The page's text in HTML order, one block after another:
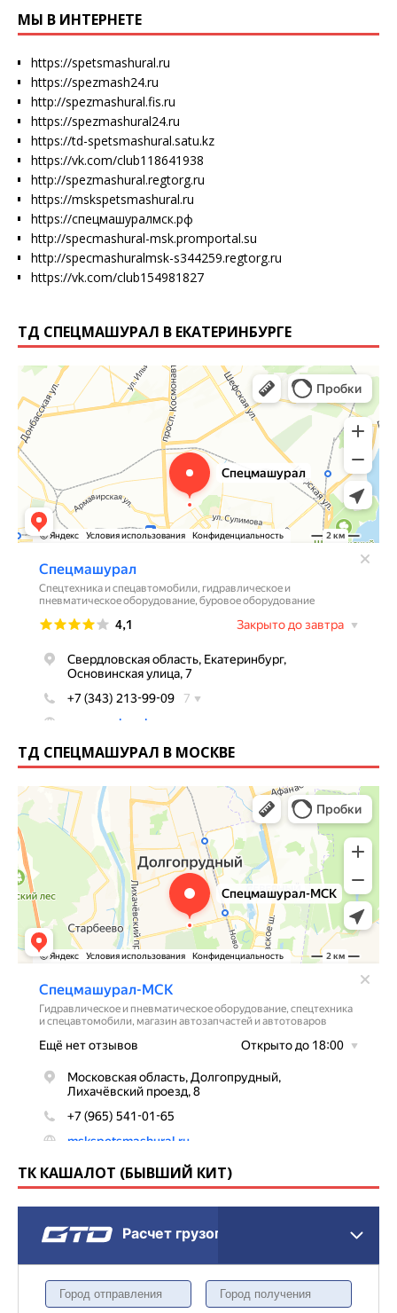
МЫ В ИНТЕРНЕТЕ
https://spetsmashural.ru
https://spezmash24.ru
http://spezmashural.fis.ru
https://spezmashural24.ru
https://td-spetsmashural.satu.kz
https://vk.com/club118641938
http://spezmashural.regtorg.ru
https://mskspetsmashural.ru
https://спецмашуралмск.рф
http://specmashural-msk.promportal.su
http://specmashuralmsk-s344259.regtorg.ru
https://vk.com/club154981827
ТД СПЕЦМАШУРАЛ В ЕКАТЕРИНБУРГЕ
ТД СПЕЦМАШУРАЛ В МОСКВЕ
ТК КАШАЛОТ (БЫВШИЙ КИТ)
Расчет грузоперевозки